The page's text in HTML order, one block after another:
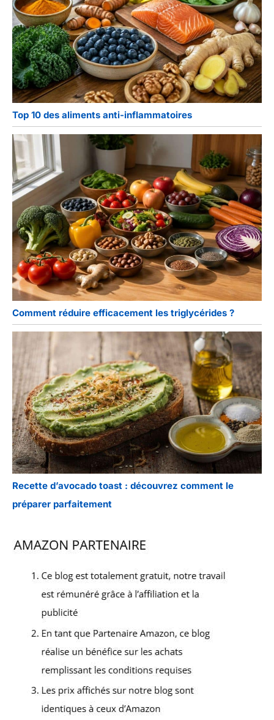
Top 10 des aliments anti-inflammatoires
Comment réduire efficacement les triglycérides ?
Recette d’avocado toast : découvrez comment le
préparer parfaitement